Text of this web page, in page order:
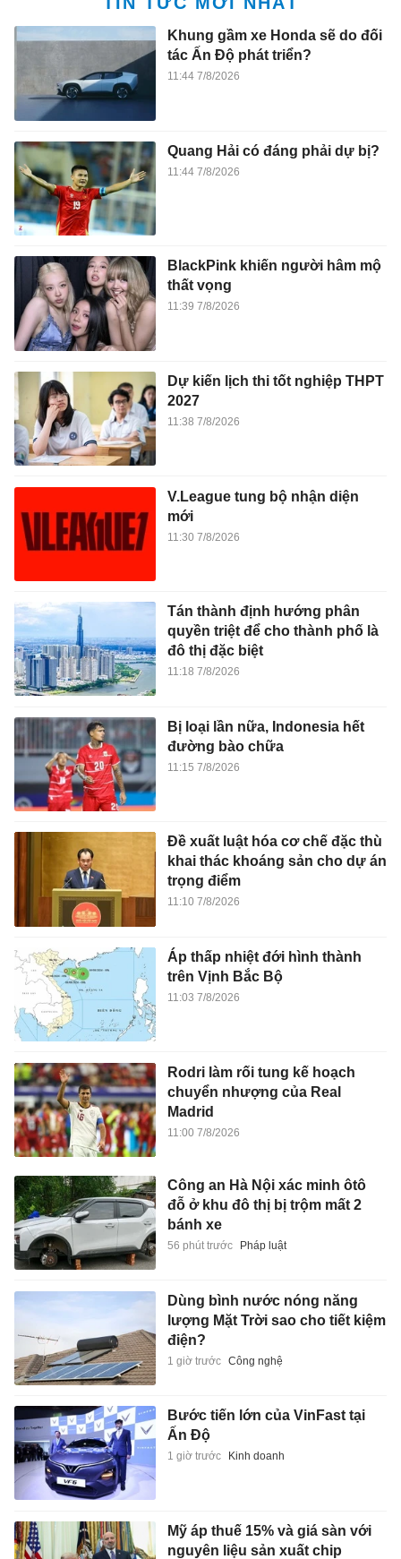
Khung gầm xe Honda sẽ do đối
tác Ấn Độ phát triển?
11:44 7/8/2026
Quang Hải có đáng phải dự bị?
11:44 7/8/2026
BlackPink khiến người hâm mộ
thất vọng
11:39 7/8/2026
Dự kiến lịch thi tốt nghiệp THPT
2027
11:38 7/8/2026
V.League tung bộ nhận diện
mới
11:30 7/8/2026
Tán thành định hướng phân
quyền triệt để cho thành phố là
đô thị đặc biệt
11:18 7/8/2026
Bị loại lần nữa, Indonesia hết
đường bào chữa
11:15 7/8/2026
Đề xuất luật hóa cơ chế đặc thù
khai thác khoáng sản cho dự án
trọng điểm
11:10 7/8/2026
Áp thấp nhiệt đới hình thành
trên Vịnh Bắc Bộ
11:03 7/8/2026
Rodri làm rối tung kế hoạch
chuyển nhượng của Real
Madrid
11:00 7/8/2026
Công an Hà Nội xác minh ôtô
đỗ ở khu đô thị bị trộm mất 2
bánh xe
56 phút trước Pháp luật
Dùng bình nước nóng năng
lượng Mặt Trời sao cho tiết kiệm
điện?
1 giờ trước Công nghệ
Bước tiến lớn của VinFast tại
Ấn Độ
1 giờ trước Kinh doanh
Mỹ áp thuế 15% và giá sàn với
nguyên liệu sản xuất chip